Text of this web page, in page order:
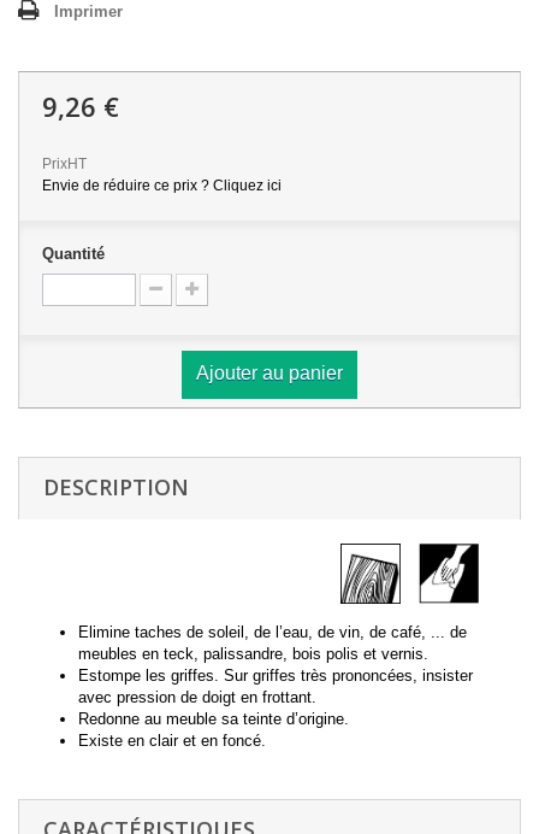
Imprimer
9,26 €
PrixHT
Envie de réduire ce prix ? Cliquez ici
Quantité
Ajouter au panier
DESCRIPTION
Elimine taches de soleil, de l’eau, de vin, de café, ... de
meubles en teck, palissandre, bois polis et vernis.
Estompe les griffes. Sur griffes très prononcées, insister
avec pression de doigt en frottant.
Redonne au meuble sa teinte d’origine.
Existe en clair et en foncé.